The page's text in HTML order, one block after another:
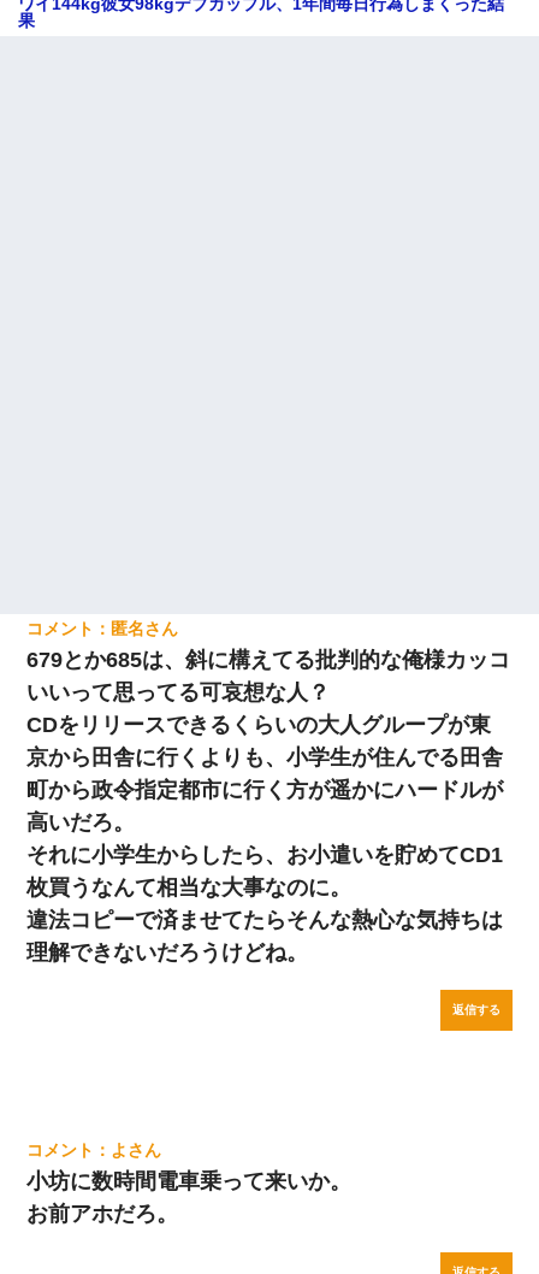
果
匿名
679とか685は、斜に構えてる批判的な俺様カッコ
いいって思ってる可哀想な人？
CDをリリースできるくらいの大人グループが東
京から田舎に行くよりも、小学生が住んでる田舎
町から政令指定都市に行く方が遥かにハードルが
高いだろ。
それに小学生からしたら、お小遣いを貯めてCD1
枚買うなんて相当な大事なのに。
違法コピーで済ませてたらそんな熱心な気持ちは
理解できないだろうけどね。
返信する
よ
小坊に数時間電車乗って来いか。
お前アホだろ。